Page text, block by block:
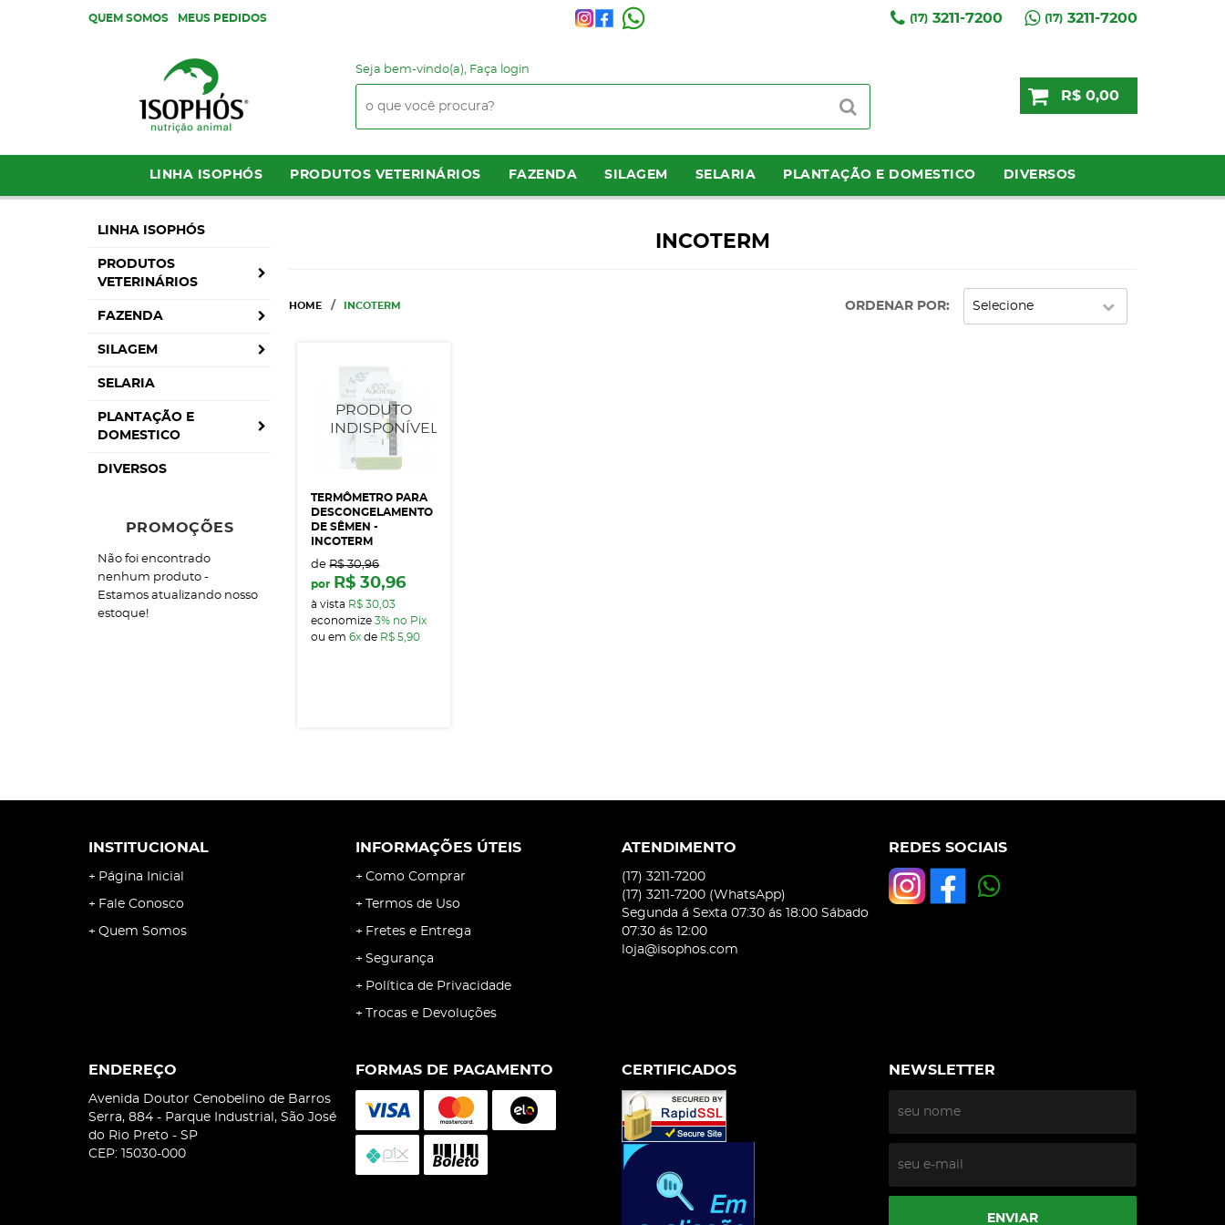
QUEM SOMOS MEUS PEDIDOS (17)3211-7200 (17)3211-7200
Seja bem-vindo(a), Faça login
R$ 0,00
LINHA ISOPHÓS PRODUTOS VETERINÁRIOS FAZENDA SILAGEM SELARIA PLANTAÇÃO E DOMESTICO DIVERSOS
LINHA ISOPHÓS
PRODUTOS
VETERINÁRIOS
FAZENDA
SILAGEM
SELARIA
PLANTAÇÃO E
DOMESTICO
DIVERSOS
PROMOÇÕES
Não foi encontrado
nenhum produto -
Estamos atualizando nosso
estoque!
INCOTERM
HOME INCOTERM ORDENAR POR Selecione
TERMÔMETRO PARA
DESCONGELAMENTO
DE SÊMEN -
INCOTERM
de R$ 30,96
por R$ 30,96
à vista R$ 30,03
economize3% no Pix
ou em6x de R$ 5,90
INSTITUCIONAL
Página Inicial
Fale Conosco
Quem Somos
INFORMAÇÕES ÚTEIS
Como Comprar
Termos de Uso
Fretes e Entrega
Segurança
Política de Privacidade
Trocas e Devoluções
ATENDIMENTO
(17) 3211-7200
(17) 3211-7200 (WhatsApp)
Segunda á Sexta 07:30 ás 18:00 Sábado
07:30 ás 12:00
loja@isophos.com
REDES SOCIAIS
ENDEREÇO
Avenida Doutor Cenobelino de Barros
Serra, 884 - Parque Industrial, São José
do Rio Preto - SP
CEP: 15030-000
FORMAS DE PAGAMENTO CERTIFICADOS NEWSLETTER
ENVIAR